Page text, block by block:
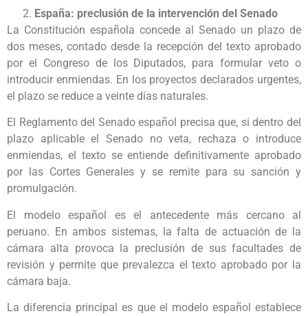
España: preclusión de la intervención del Senado
La Constitución española concede al Senado un plazo de
dos meses, contado desde la recepción del texto aprobado
por el Congreso de los Diputados, para formular veto o
introducir enmiendas. En los proyectos declarados urgentes,
el plazo se reduce a veinte días naturales.
El Reglamento del Senado español precisa que, si dentro del
plazo aplicable el Senado no veta, rechaza o introduce
enmiendas, el texto se entiende definitivamente aprobado
por las Cortes Generales y se remite para su sanción y
promulgación.
El modelo español es el antecedente más cercano al
peruano. En ambos sistemas, la falta de actuación de la
cámara alta provoca la preclusión de sus facultades de
revisión y permite que prevalezca el texto aprobado por la
cámara baja.
La diferencia principal es que el modelo español establece